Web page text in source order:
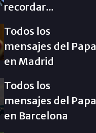
recordar...
Todos los
mensajes del Papa
en Madrid
Todos los
mensajes del Papa
en Barcelona